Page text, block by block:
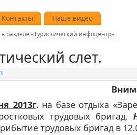
Контакты Наше видео
разделе «Туристический инфоцентр»
слет.
2013г. на базе отдыха
трудовых бригад.
трудовых бригад в